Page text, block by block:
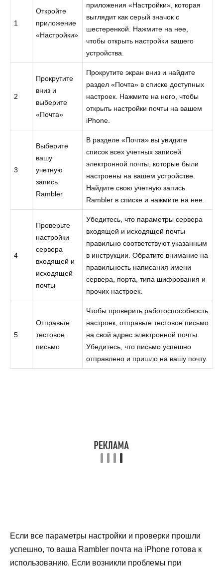
1
Откройте
приложение
«Настройки»
приложения «Настройки», которая
выглядит как серый значок с
шестеренкой. Нажмите на нее,
чтобы открыть настройки вашего
устройства.
2
Прокрутите
вниз и
выберите
«Почта»
Прокрутите экран вниз и найдите
раздел «Почта» в списке доступных
настроек. Нажмите на него, чтобы
открыть настройки почты на вашем
iPhone.
3
Выберите
вашу
учетную
запись
Rambler
В разделе «Почта» вы увидите
список всех учетных записей
электронной почты, которые были
настроены на вашем устройстве.
Найдите свою учетную запись
Rambler в списке и нажмите на нее.
4
Проверьте
настройки
сервера
входящей и
исходящей
почты
Убедитесь, что параметры сервера
входящей и исходящей почты
правильно соответствуют указанным
в инструкции. Обратите внимание на
правильность написания имени
сервера, порта, типа шифрования и
прочих настроек.
5
Отправьте
тестовое
письмо
Чтобы проверить работоспособность
настроек, отправьте тестовое письмо
на свой адрес электронной почты.
Убедитесь, что письмо успешно
отправлено и пришло на вашу почту.
Если все параметры настройки и проверки прошли
успешно, то ваша Rambler почта на iPhone готова к
использованию. Если возникли проблемы при